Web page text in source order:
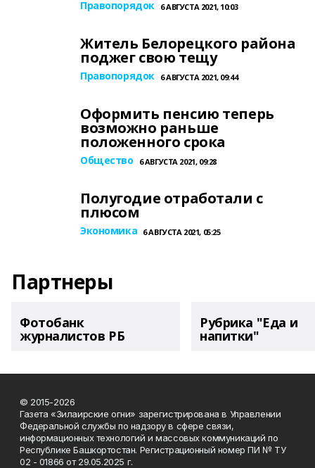
Правопорядок 6 АВГУСТА 2021, 10:03
Житель Белорецкого района
поджег свою тещу
Правопорядок 6 АВГУСТА 2021, 09:44
Оформить пенсию теперь
возможно раньше
положенного срока
Общество 6 АВГУСТА 2021, 09:28
Полугодие отработали с
плюсом
Экономика 6 АВГУСТА 2021, 05:25
Партнеры
Фотобанк
журналистов РБ
Рубрика "Еда и
напитки"
© 2015-2026
Газета «Зилаирские огни» зарегистрирована в Управлении
Федеральной службы по надзору в сфере связи,
информационных технологий и массовых коммуникаций по
Республике Башкортостан. Регистрационный номер ПИ № ТУ
02 - 01866 от 29.05.2025 г.